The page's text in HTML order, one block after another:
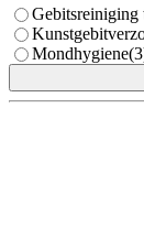
Gebitsreiniging
Mondhygiene(3